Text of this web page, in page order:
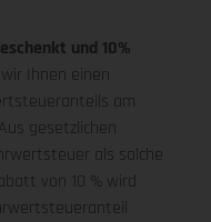
und 10%
Ihnen einen
am
gesetzlichen
als solche
von 10 % wird